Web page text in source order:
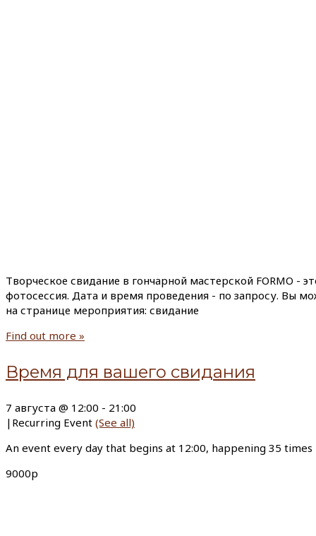
Творческое свидание в гончарной мастерской FORMO -
фотосессия. Дата и время проведения - по запросу. Вы
на странице мероприятия: свидание
Find out more »
Время для вашего свидания
7 августа @ 12:00 - 21:00
| Recurring Event (See all)
An event every day that begins at 12:00, happening 35 times
9000р